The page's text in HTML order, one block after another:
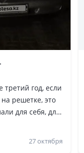
год, если
решетке, это
для себя, для
очень
просто,
ещё та машина
27 октября